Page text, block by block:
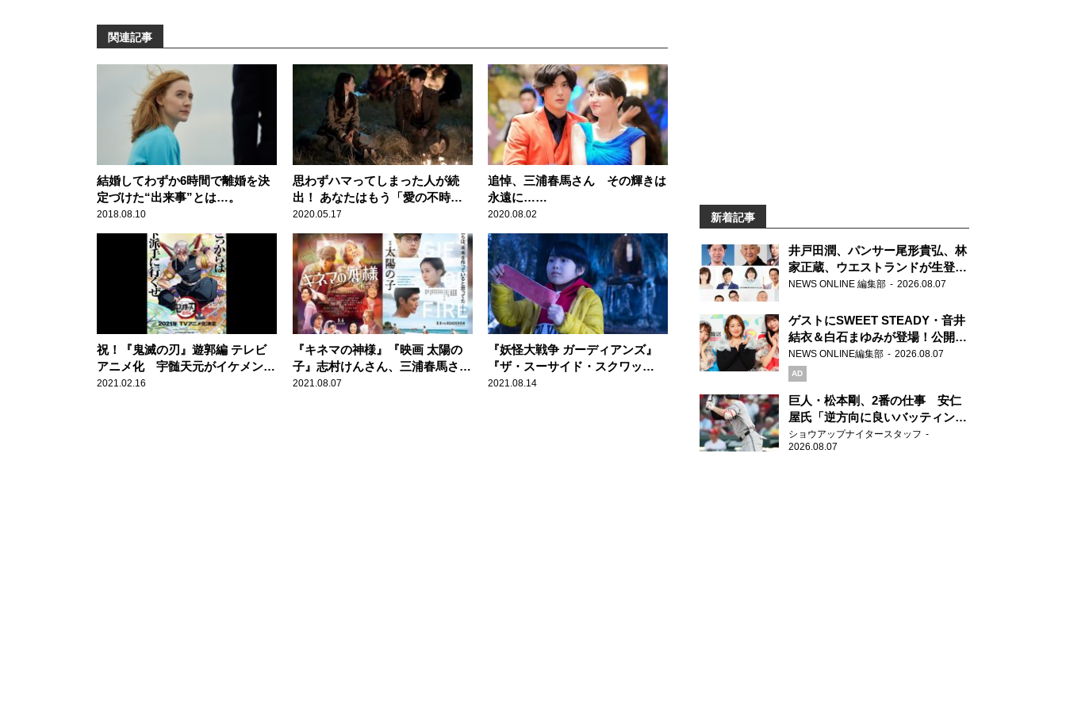
関連記事
結婚してわずか6時間で離婚を決
定づけた“出来事”とは…。
2018.08.10
思わずハマってしまった人が続
出！ あなたはもう「愛の不時
着」を見ましたか？
2020.05.17
追悼、三浦春馬さん その輝きは
永遠に……
2020.08.02
祝！『鬼滅の刃』遊郭編 テレビ
アニメ化 宇髄天元がイケメンす
ぎる！！
2021.02.16
『キネマの神様』『映画 太陽の
子』志村けんさん、三浦春馬さ
ん。亡き人の心に寄り添う……
2021.08.07
『妖怪大戦争 ガーディアンズ』
『ザ・スーサイド・スクワッ
ド ”極”悪党、集結』洋邦問わ
2021.08.14
新着記事
井戸田潤、パンサー尾形貴弘、林
家正蔵、ウエストランドが生登
場！『ラジオビバリー昼ズ』
NEWS ONLINE 編集部 2026.08.07
ゲストにSWEET STEADY・音井
結衣＆白石まゆみが登場！公開収
録で素顔全開！
NEWS ONLINE編集部 2026.08.07
AD
巨人・松本剛、2番の仕事 安仁
屋氏「逆方向に良いバッティン
グ」
ショウアップナイタースタッフ
2026.08.07